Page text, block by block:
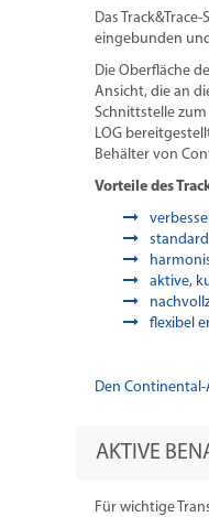
Das
eingebunden
Die Oberfläche
Ansicht, die an
Schnittstelle
LOG
Behälter von
Vorteile des
aktive,
flexibel
Den
AKTIVE
Für wichtige